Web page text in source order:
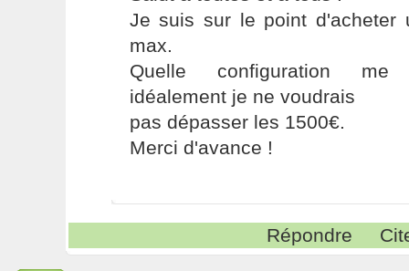
Je suis sur le point d'acheter
max.
Quelle configuration me
idéalement je ne voudrais
pas dépasser les 1500€.
Merci d'avance !
Répondre